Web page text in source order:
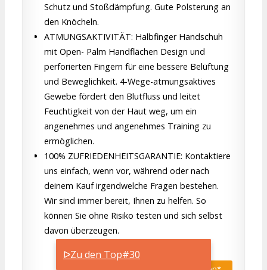
ᐅZu den Top#30
Schutz und Stoßdämpfung. Gute Polsterung an
den Knöcheln.
ATMUNGSAKTIVITÄT: Halbfinger Handschuh
mit Open- Palm Handflächen Design und
perforierten Fingern für eine bessere Belüftung
und Beweglichkeit. 4-Wege-atmungsaktives
Gewebe fördert den Blutfluss und leitet
Feuchtigkeit von der Haut weg, um ein
angenehmes und angenehmes Training zu
ermöglichen.
100% ZUFRIEDENHEITSGARANTIE: Kontaktiere
uns einfach, wenn vor, während oder nach
deinem Kauf irgendwelche Fragen bestehen.
Wir sind immer bereit, Ihnen zu helfen. So
können Sie ohne Risiko testen und sich selbst
davon überzeugen.